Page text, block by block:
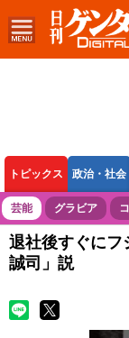
トピックス 政治・社会
ボートレース 競輪
芸能 グラビア
退社後すぐにフ
誠司」説